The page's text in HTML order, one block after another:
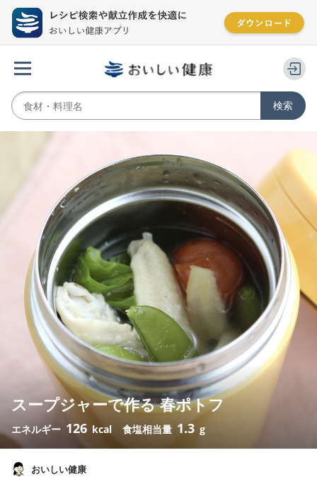
スープジャーで作る 春ポトフ
エネルギー 126 kcal 食塩相当量 1.3 g
おいしい健康